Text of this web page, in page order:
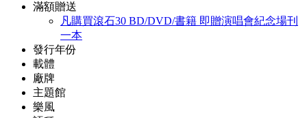
滿額贈送
凡購買滾石30 BD/DVD/書籍 即贈演唱會紀念場刊
一本
發行年份
載體
廠牌
主題館
樂風